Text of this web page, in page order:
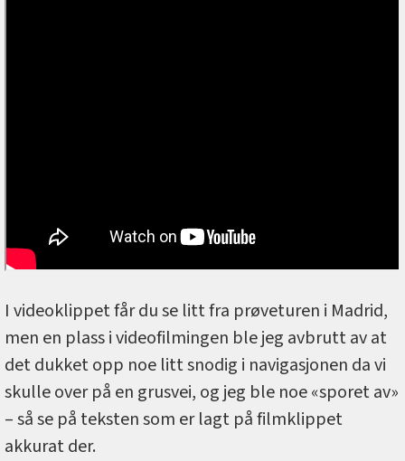
I videoklippet får du se litt fra prøveturen i Madrid,
men en plass i videofilmingen ble jeg avbrutt av at
det dukket opp noe litt snodig i navigasjonen da vi
skulle over på en grusvei, og jeg ble noe «sporet av»
– så se på teksten som er lagt på filmklippet
akkurat der.